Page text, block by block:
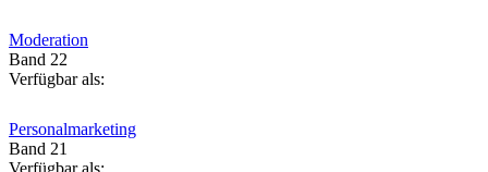
Moderation
Band 22
Verfügbar als:
Personalmarketing
Band 21
Verfügbar als: